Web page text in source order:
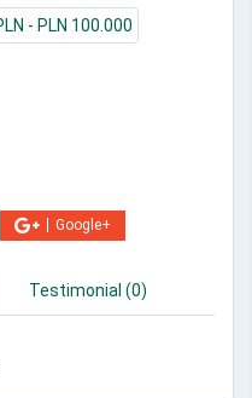
Google+
Testimonial (0)